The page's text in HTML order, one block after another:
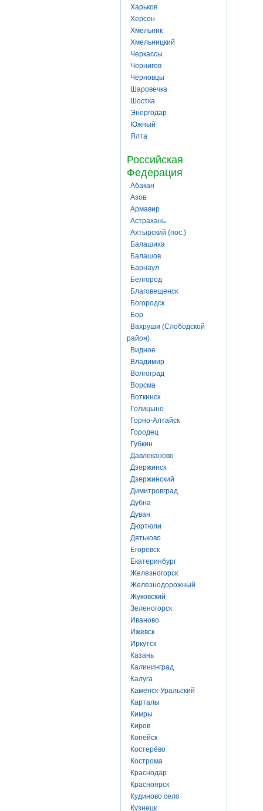
Харьков
Херсон
Хмельник
Хмельницкий
Черкассы
Чернигов
Черновцы
Шаровечка
Шостка
Энергодар
Южный
Ялта
Российская
Федерация
Абакан
Азов
Армавир
Астрахань
Ахтырский (пос.)
Балашиха
Балашов
Барнаул
Белгород
Благовещенск
Богородск
Бор
Вахруши (Слободской
район)
Видное
Владимир
Волгоград
Ворсма
Воткинск
Голицыно
Горно-Алтайск
Городец
Губкин
Давлеканово
Дзержинск
Дзержинский
Димитровград
Дубна
Дуван
Дюртюли
Дятьково
Егоревск
Екатеринбург
Железногорск
Железнодорожный
Жуковский
Зеленогорск
Иваново
Ижевск
Иркутск
Казань
Калининград
Калуга
Каменск-Уральский
Карталы
Кимры
Киров
Копейск
Костерёво
Кострома
Краснодар
Красноярск
Кудиново село
Кузнецк